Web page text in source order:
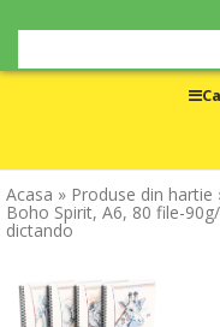
Acasa » Produse din hartie
Boho Spirit, A6, 80 file-
dictando